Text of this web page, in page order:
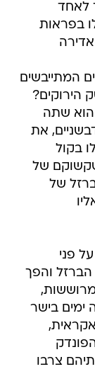
לאחד
בפראות
המתייבשים
הירוקים?
הוא שתה
את
בקול
של
של
פני
והפך
ימים בישר
צרבו